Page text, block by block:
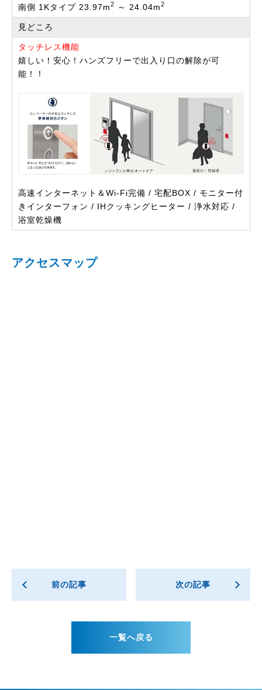
南側 1Kタイプ 23.97m2 ～ 24.04m2
見どころ
タッチレス機能
嬉しい！安心！ハンズフリーで出入り口の解除が可
能！！
高速インターネット＆Wi-Fi完備 / 宅配BOX / モニター付
きインターフォン / IHクッキングヒーター / 浄水対応 /
浴室乾燥機
アクセスマップ
前の記事
一覧へ戻る
次の記事